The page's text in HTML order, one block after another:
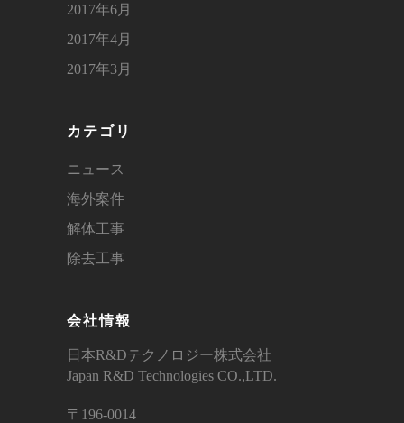
2017年6月
2017年4月
2017年3月
カテゴリ
ニュース
海外案件
解体工事
除去工事
会社情報
日本R&Dテクノロジー株式会社
Japan R&D Technologies CO.,LTD.
〒196-0014